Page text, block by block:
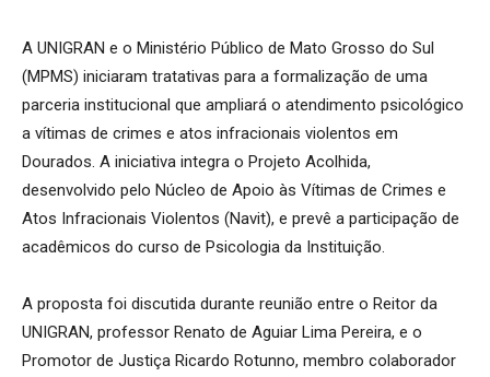
A UNIGRAN e o Ministério Público de Mato Grosso do Sul
(MPMS) iniciaram tratativas para a formalização de uma
parceria institucional que ampliará o atendimento psicológico
a vítimas de crimes e atos infracionais violentos em
Dourados. A iniciativa integra o Projeto Acolhida,
desenvolvido pelo Núcleo de Apoio às Vítimas de Crimes e
Atos Infracionais Violentos (Navit), e prevê a participação de
acadêmicos do curso de Psicologia da Instituição.
A proposta foi discutida durante reunião entre o Reitor da
UNIGRAN, professor Renato de Aguiar Lima Pereira, e o
Promotor de Justiça Ricardo Rotunno, membro colaborador